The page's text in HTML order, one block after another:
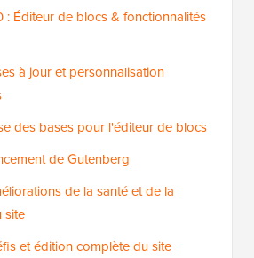
: Éditeur de blocs & fonctionnalités
à jour et personnalisation
des bases pour l'éditeur de blocs
de Gutenberg
de la santé et de la
site
et édition complète du site